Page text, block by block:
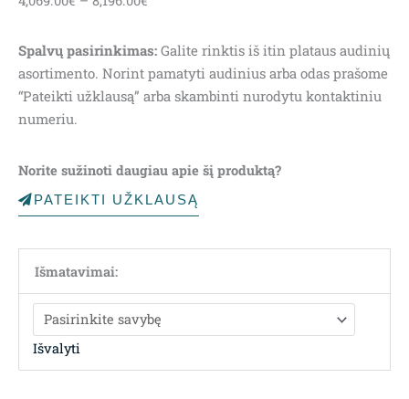
through
8,196.00€
Spalvų pasirinkimas: Galite rinktis iš itin plataus audinių
asortimento. Norint pamatyti audinius arba odas prašome
“Pateikti užklausą” arba skambinti nurodytu kontaktiniu
numeriu.
Norite sužinoti daugiau apie šį produktą?
PATEIKTI UŽKLAUSĄ
Išmatavimai:
Išvalyti